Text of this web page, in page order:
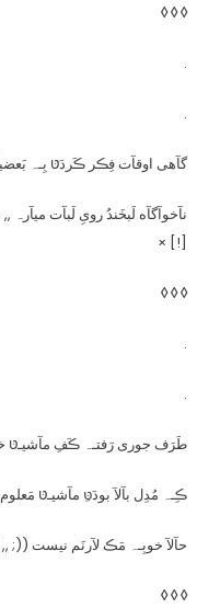
◊ ◊ ◊
.
.
گآهی اوقآت فِڪر ڪَردَטּ بِـہ
نآخوآگآه لَبخَندُ رویِ لَبآت
[!] ×
◊ ◊ ◊
.
.
طَرَف جوری رَفتـہ ڪَفِ مآشیـטּ
ڪِـہ مُدِل بآلآ بودَטּِ مآشیـטּ مَعلوم بِشِـہ ڪِـہ
حآلآ خوبِـہ مَڪ لآرنَم نیست ((;
◊ ◊ ◊